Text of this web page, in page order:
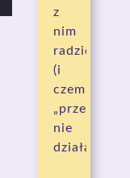
z
nim
radzić
(i
czemu
„przestań”
nie
działa)